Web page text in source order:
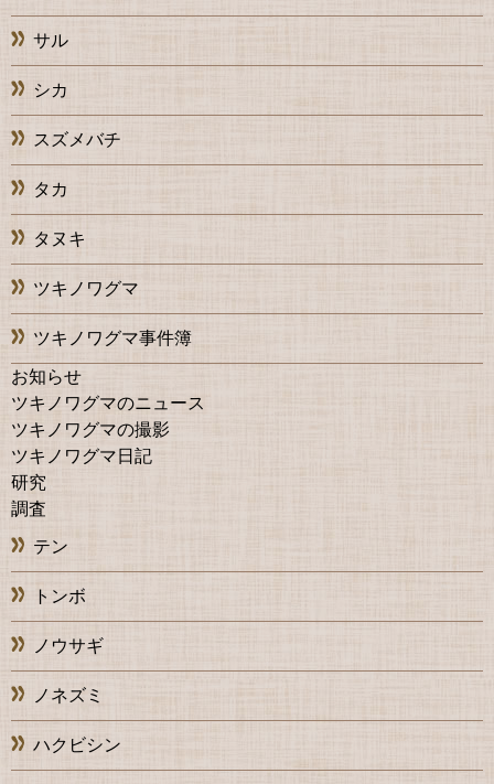
サル
シカ
スズメバチ
タカ
タヌキ
ツキノワグマ
ツキノワグマ事件簿
お知らせ
ツキノワグマのニュース
ツキノワグマの撮影
ツキノワグマ日記
研究
調査
テン
トンボ
ノウサギ
ノネズミ
ハクビシン